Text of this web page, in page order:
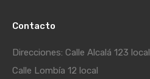
Contacto
Direcciones: Calle Alcalá 123 local
Calle Lombía 12 local